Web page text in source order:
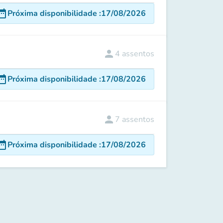
Próxima disponibilidade :17/08/2026
person 4 assentos
Próxima disponibilidade :17/08/2026
person 7 assentos
Próxima disponibilidade :17/08/2026